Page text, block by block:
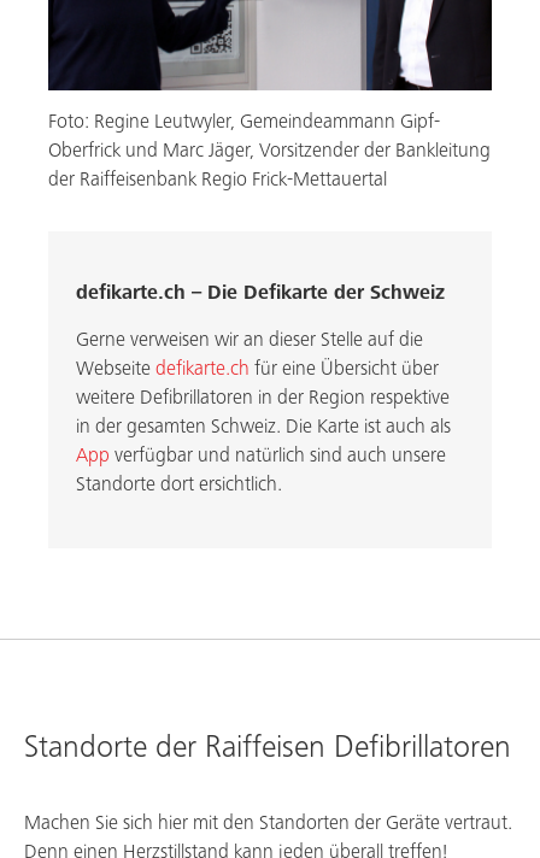
Foto: Regine Leutwyler, Gemeindeammann Gipf-
Oberfrick und Marc Jäger, Vorsitzender der Bankleitung
der Raiffeisenbank Regio Frick-Mettauertal
defikarte.ch – Die Defikarte der Schweiz
Gerne verweisen wir an dieser Stelle auf die
Webseite defikarte.ch für eine Übersicht über
weitere Defibrillatoren in der Region respektive
in der gesamten Schweiz. Die Karte ist auch als
App verfügbar und natürlich sind auch unsere
Standorte dort ersichtlich.
Standorte der Raiffeisen Defibrillatoren
Machen Sie sich hier mit den Standorten der Geräte vertraut.
Denn einen Herzstillstand kann jeden überall treffen!